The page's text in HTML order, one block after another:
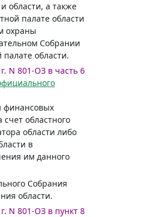
области, а также
палате области
охраны
Собрании
области.
N 801-ОЗ в часть 6
финансовых
областного
области либо
в
им данного
Собрания
области.
N 801-ОЗ в пункт 8